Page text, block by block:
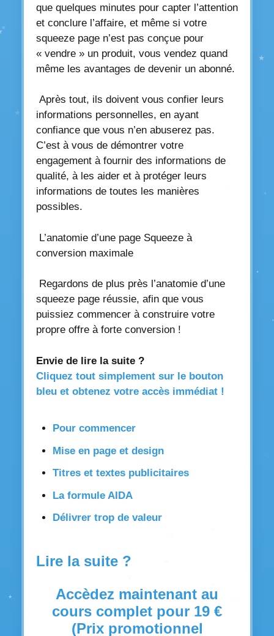
que quelques minutes pour capter l’attention
et conclure l’affaire, et même si votre
squeeze page n’est pas conçue pour
« vendre » un produit, vous vendez quand
même les avantages de devenir un abonné.
Après tout, ils doivent vous confier leurs
informations personnelles, en ayant
confiance que vous n’en abuserez pas.
C’est à vous de démontrer votre
engagement à fournir des informations de
qualité, à les aider et à protéger leurs
informations de toutes les manières
possibles.
L’anatomie d’une page Squeeze à
conversion maximale
Regardons de plus près l’anatomie d’une
squeeze page réussie, afin que vous
puissiez commencer à construire votre
propre offre à forte conversion !
Envie de lire la suite ?
Cliquez tout simplement sur le bouton
bleu et obtenez votre accès immédiat !
Pour commencer
Mise en page et design
Titres et textes publicitaires
La formule AIDA
Délivrer trop de valeur
Lire la suite ?
Accèdez maintenant au
cours complet pour 19 €
(Prix promotionnel